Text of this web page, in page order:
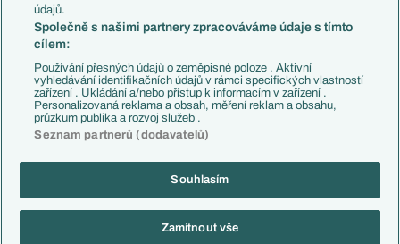
Chelsea FC
Manchester United
AC Milán
Juventus FC
Bayern Mnichov
FC Barcelona
Real Madrid
Copyright © 2001-2026 EuroFotbal.cz. Využíváme zpravodajství ČTK.
Informace o zpracování osobních údajů
údajů.
Společně s našimi partnery zpracováváme údaje s tímto
cílem:
Používání přesných údajů o zeměpisné poloze . Aktivní
vyhledávání identifikačních údajů v rámci specifických vlastností
zařízení . Ukládání a/nebo přístup k informacím v zařízení .
Personalizovaná reklama a obsah, měření reklam a obsahu,
průzkum publika a rozvoj služeb .
Seznam partnerů (dodavatelů)
Souhlasím
Zamítnout vše